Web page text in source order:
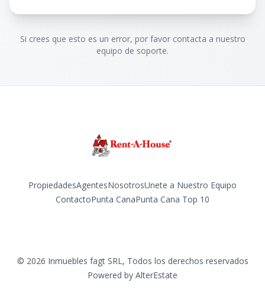
Si crees que esto es un error, por favor contacta a nuestro
equipo de soporte.
PropiedadesAgentesNosotrosUnete a Nuestro Equipo
ContactoPunta CanaPunta Cana Top 10
© 2026 Inmuebles fagt SRL, Todos los derechos reservados
Powered by AlterEstate